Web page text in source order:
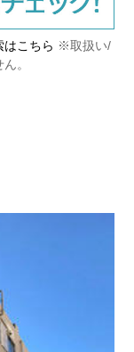
はこちら ※取扱い/
。